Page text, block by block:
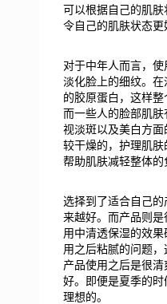
可以根据自己的肌肤
令自己的肌肤状态更
对于中年人而言，使
淡化脸上的细纹。
的胶原蛋白，这样整
而一些人的脸部肌
视淡斑以及美白方
较干燥的，护理肌肤
帮助肌肤减轻整体的
选择到了适合自己
来越好。而产品则
用中清透保湿的效
用之后粘腻的问题
产品使用之后是很
好。即便是夏季的
理想的。